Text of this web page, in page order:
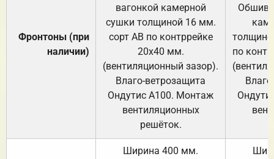
Фронтоны (при
наличии)
вагонкой камерной
сушки толщиной 16 мм.
сорт АВ по контррейке
20х40 мм.
(вентиляционный зазор).
Влаго-ветрозащита
Ондутис А100. Монтаж
вентиляционных
решёток.
по
Ширина 400 мм.